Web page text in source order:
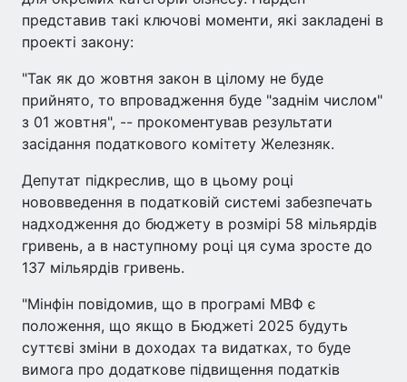
представив такі ключові моменти, які закладені в
проекті закону:
"Так як до жовтня закон в цілому не буде
прийнято, то впровадження буде "заднім числом"
з 01 жовтня", -- прокоментував результати
засідання податкового комітету Железняк.
Депутат підкреслив, що в цьому році
нововведення в податковій системі забезпечать
надходження до бюджету в розмірі 58 мільярдів
гривень, а в наступному році ця сума зросте до
137 мільярдів гривень.
"Мінфін повідомив, що в програмі МВФ є
положення, що якщо в Бюджеті 2025 будуть
суттєві зміни в доходах та видатках, то буде
вимога про додаткове підвищення податків